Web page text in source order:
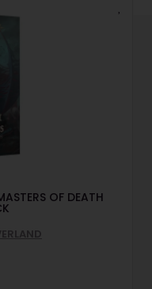
OF DEATH